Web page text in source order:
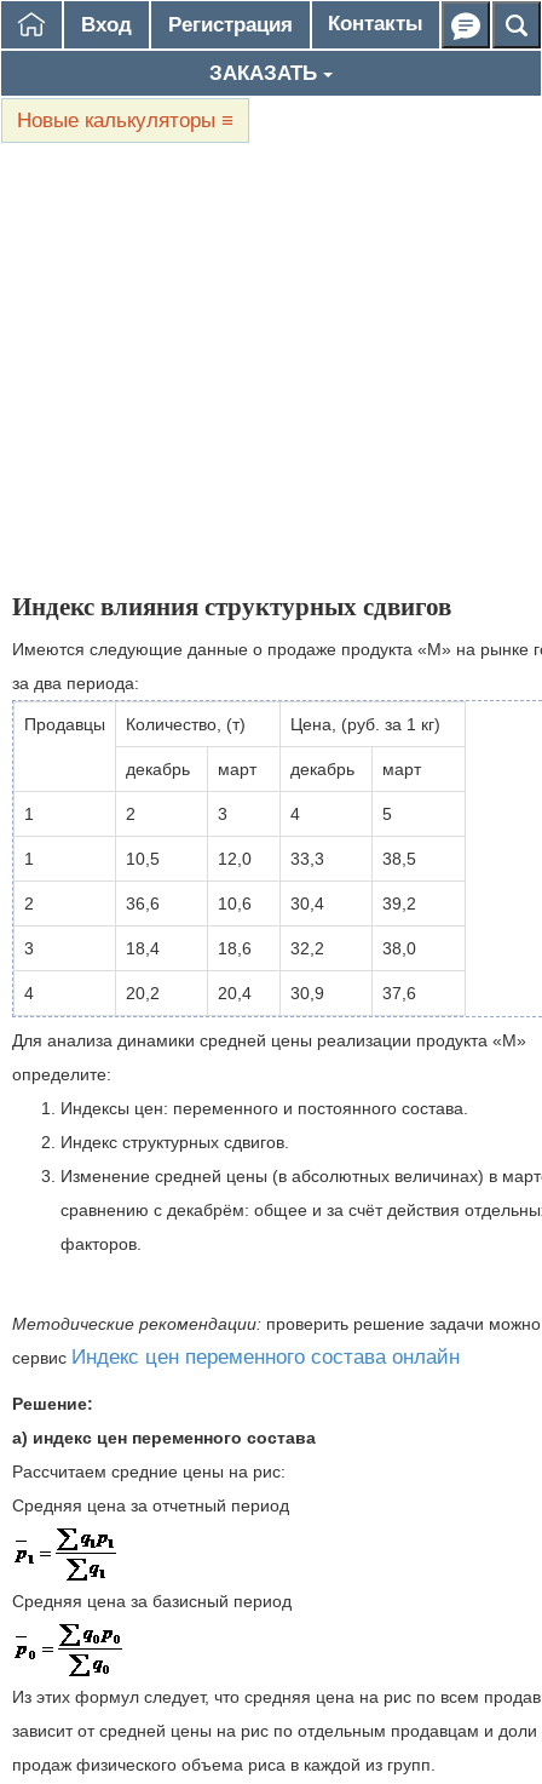
Вход Регистрация Контакты
ЗАКАЗАТЬ
Новые калькуляторы ≡
Индекс влияния структурных сдвигов
Имеются следующие данные о продаже продукта «М» на рынке
за два периода:
Продавцы Количество, (т) Цена, (руб. за 1 кг)
декабрь март декабрь март
1 2 3 4 5
1 10,5 12,0 33,3 38,5
2 36,6 10,6 30,4 39,2
3 18,4 18,6 32,2 38,0
4 20,2 20,4 30,9 37,6
Для анализа динамики средней цены реализации продукта «М»
определите:
Индексы цен: переменного и постоянного состава.
Индекс структурных сдвигов.
Изменение средней цены (в абсолютных величинах) в
сравнению с декабрём: общее и за счёт действия
факторов.
Методические рекомендации: проверить решение задачи
сервис Индекс цен переменного состава онлайн
Решение:
а) индекс цен переменного состава
Рассчитаем средние цены на рис:
Средняя цена за отчетный период
Средняя цена за базисный период
Из этих формул следует, что средняя цена на рис по всем
зависит от средней цены на рис по отдельным продавцам и доли
продаж физического объема риса в каждой из групп.